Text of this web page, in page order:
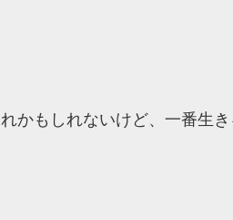
かもしれないけど、一番生